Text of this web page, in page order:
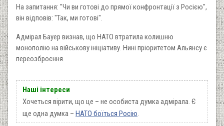
На запитання: "Чи ви готові до прямої конфронтації з Росією",
він відповів: "Так, ми готові".
Адмірал Бауер визнав, що НАТО втратила колишню
монополію на військову ініціативу. Нині пріоритетом Альянсу є
переозброєння.
Наші інтереси
Хочеться вірити, що це – не особиста думка адмірала. Є
ще одна думка – НАТО боїться Росію.